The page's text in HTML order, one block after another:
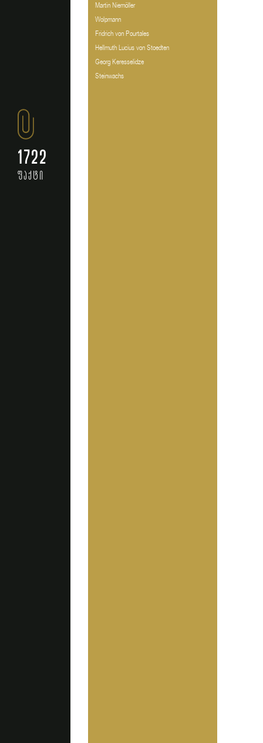
1722
ფაქტი
Martin Niemöller
Wolpmann
Fridrich von Pourtales
Hellmuth Lucius von Stoedten
Georg Keresselidze
Steinwachs